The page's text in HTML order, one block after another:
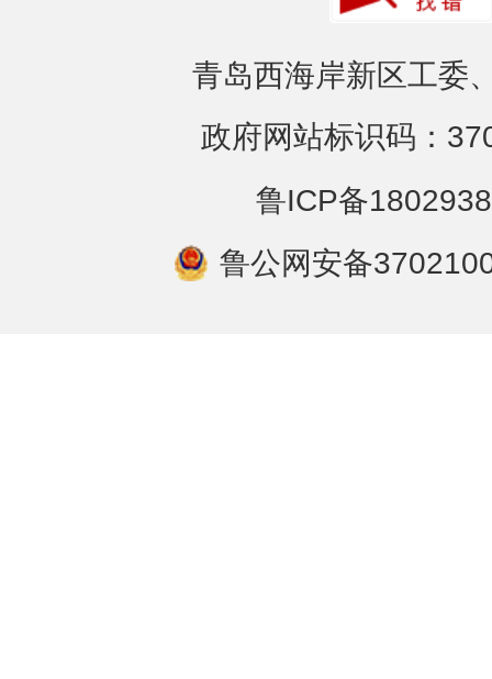
青岛西海岸新区工委
政府网站标识码：
鲁ICP备
鲁公网安备